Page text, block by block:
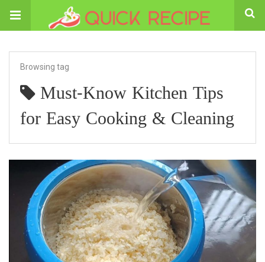
Browsing tag
Must-Know Kitchen Tips
for Easy Cooking & Cleaning